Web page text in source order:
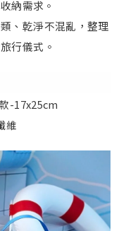
納需求。
、乾淨不混亂，整理
行儀式。
-17x25cm
維